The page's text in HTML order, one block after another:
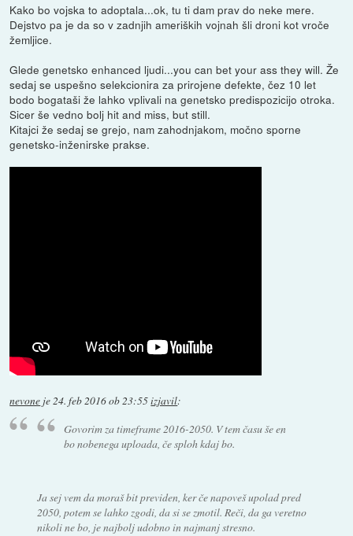
Kako bo vojska to adoptala...ok, tu ti dam prav do neke mere.
Dejstvo pa je da so v zadnjih ameriških vojnah šli droni kot vroče
žemljice.
Glede genetsko enhanced ljudi...you can bet your ass they will. Že
sedaj se uspešno selekcionira za prirojene defekte, čez 10 let
bodo bogataši že lahko vplivali na genetsko predispozicijo otroka.
Sicer še vedno bolj hit and miss, but still.
Kitajci že sedaj se grejo, nam zahodnjakom, močno sporne
genetsko-inženirske prakse.
nevone je24. feb 2016 ob 23:55izjavil:
Govorim za timeframe 2016-2050. V tem času še en
bo nobenega uploada, če sploh kdaj bo.
Ja sej vem da moraš bit previden, ker če napoveš upolad pred
2050, potem se lahko zgodi, da si se zmotil. Reči, da ga veretno
nikoli ne bo, je najbolj udobno in najmanj stresno.